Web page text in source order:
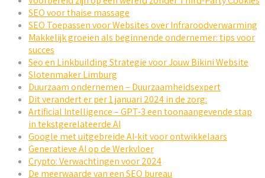
SEO voor thaise massage
SEO Toepassen voor Websites over Infraroodverwarming
Makkelijk groeien als beginnende ondernemer: tips voor
succes
Seo en Linkbuilding Strategie voor Jouw Bikini Website
Slotenmaker Limburg
Duurzaam ondernemen – Duurzaamheidsexpert
Dit verandert er per 1 januari 2024 in de zorg:
Artificial Intelligence – GPT-3 een toonaangevende stap
in tekstgerelateerde AI
Google met uitgebreide AI-kit voor ontwikkelaars
Generatieve AI op de Werkvloer
Crypto: Verwachtingen voor 2024
De meerwaarde van een SEO bureau